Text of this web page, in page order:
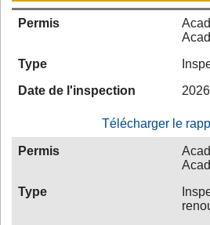
Permis
Type
Date de l'inspection
Télécharger le
Permis
Type